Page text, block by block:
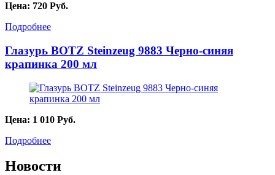
Цена: 720 Руб.
Подробнее
Глазурь BOTZ Steinzeug 9883 Черно-синяя
крапинка 200 мл
Цена: 1 010 Руб.
Подробнее
Новости